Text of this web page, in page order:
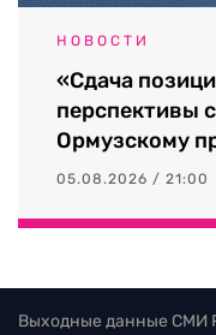
НОВОСТИ
«Сдача
перспективы
Ормузскому
05.08.2026 / 21:00
Выходные данные СМИ